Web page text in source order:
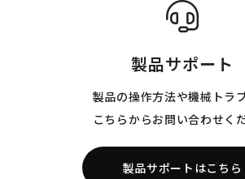
製品サポート
製品の操作方法や機械トラ
こちらからお問い合わせく
製品サポートはこちら